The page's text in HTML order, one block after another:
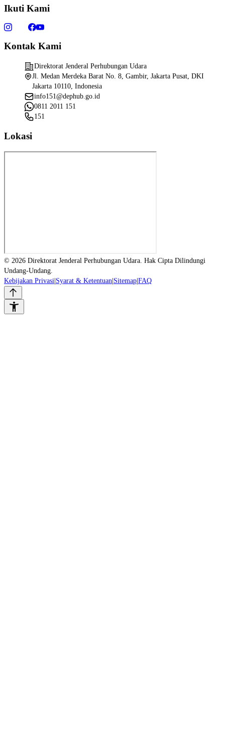
Ikuti Kami
Kontak Kami
Direktorat Jenderal Perhubungan Udara
Jl. Medan Merdeka Barat No. 8, Gambir, Jakarta Pusat, DKI
Jakarta 10110, Indonesia
info151@dephub.go.id
0811 2011 151
151
Lokasi
© 2026 Direktorat Jenderal Perhubungan Udara. Hak Cipta Dilindungi
Undang-Undang.
Kebijakan Privasi Syarat & Ketentuan Sitemap FAQ